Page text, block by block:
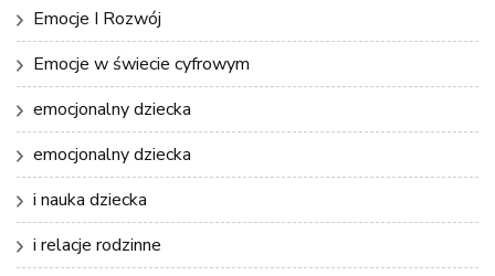
Emocje I Rozwój
Emocje w świecie cyfrowym
emocjonalny dziecka
emocjonalny dziecka
i nauka dziecka
i relacje rodzinne